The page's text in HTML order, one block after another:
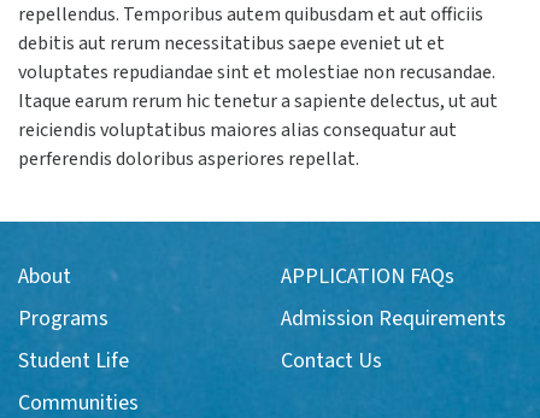
Colwood
Langford
APPLICATION FAQs
Admission Requirements
repellendus. Temporibus autem quibusdam et aut officiis
debitis aut rerum necessitatibus saepe eveniet ut et
voluptates repudiandae sint et molestiae non recusandae.
Itaque earum rerum hic tenetur a sapiente delectus, ut aut
reiciendis voluptatibus maiores alias consequatur aut
perferendis doloribus asperiores repellat.
About
Programs
Student Life
Communities
APPLICATION FAQs
Admission Requirements
Contact Us